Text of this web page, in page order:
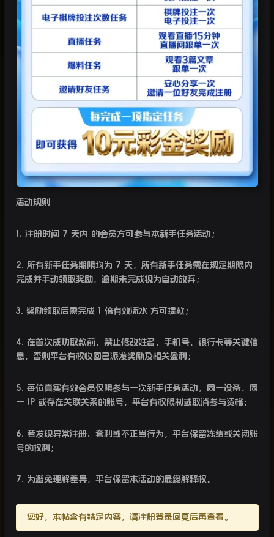
活动规则
1. 注册时间7 天内 的会员方可参与本新手任务活动；
2. 所有新手任务期限均为 7 天，所有新手任务需在规定期限内
完成并手动领取奖励，逾期未完成视为自动放弃；
3. 奖励领取后需完成 1 倍有效流水 方可提款；
4. 在首次成功取款前，禁止修改姓名、手机号、银行卡等关键信
息，否则平台有权收回已派发奖励及相关盈利；
5. 每位真实有效会员仅限参与一次新手任务活动，同一设备、同
一IP 或存在关联关系的账号，平台有权限制或取消参与资格；
6. 若发现异常注册、套利或不正当行为，平台保留冻结或关闭账
号的权利；
7. 为避免理解差异，平台保留本活动的最终解释权。
您好，本帖含有特定内容，请注册登录回复后再查看。